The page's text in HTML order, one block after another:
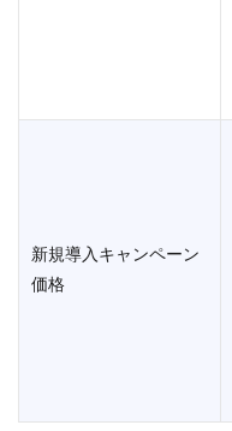
新規導入キャンペーン
価格